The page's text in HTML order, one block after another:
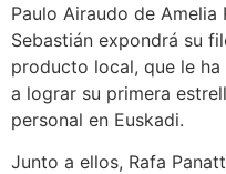
Paulo Airaudo de
Sebastián expondrá su
producto local, que le ha
a lograr su primera
personal en Euskadi.
Junto a ellos, Rafa